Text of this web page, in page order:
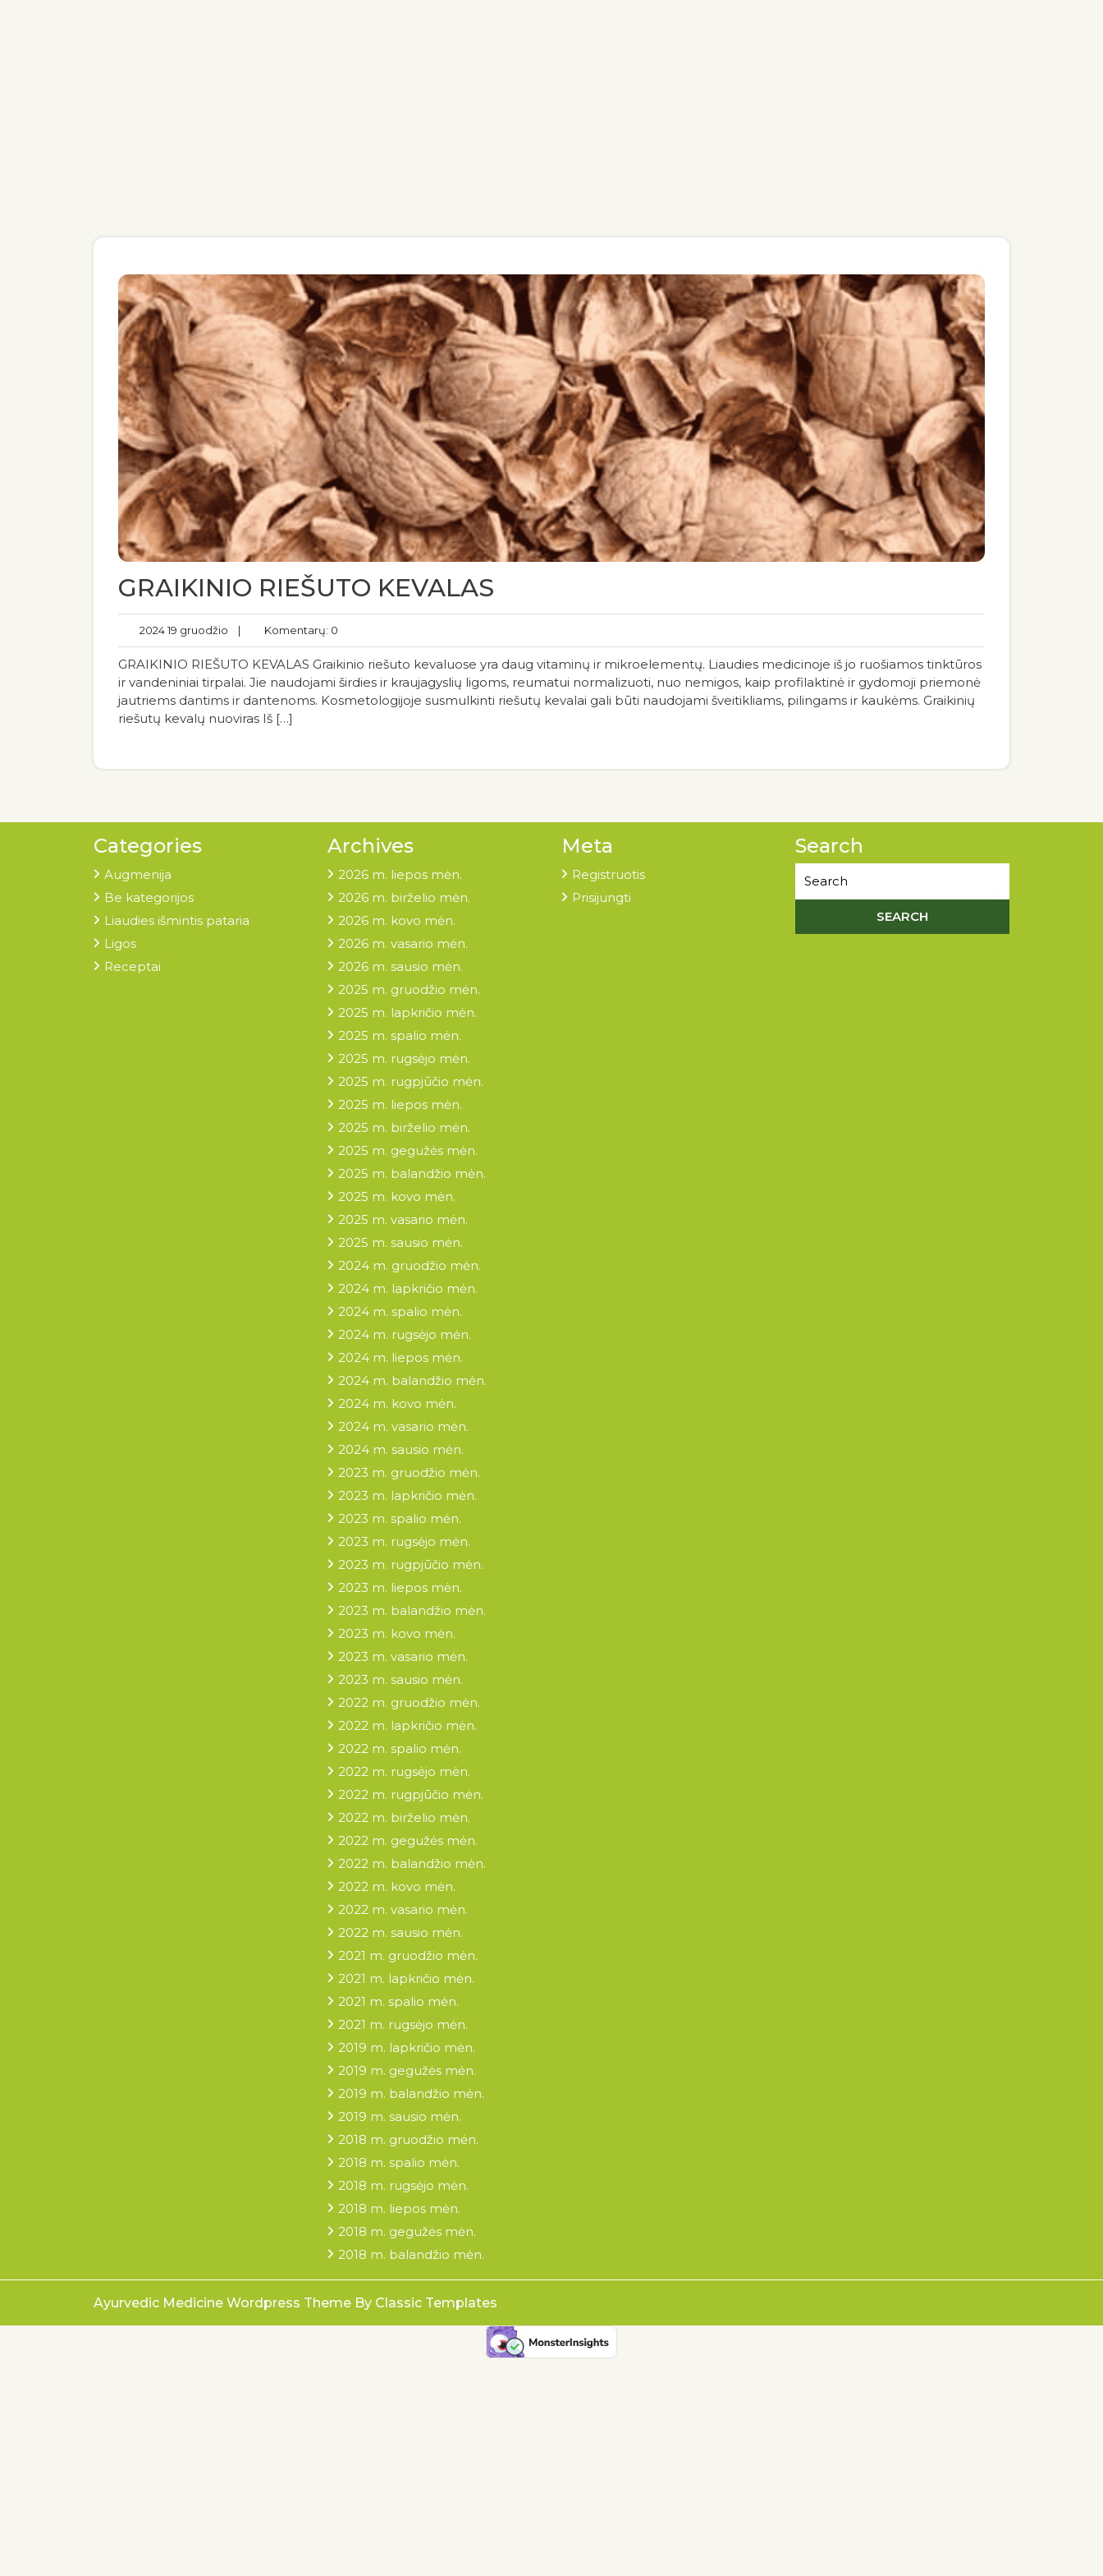
GRAIKINIO RIEŠUTO KEVALAS
2024 19 gruodžio | Komentarų: 0
GRAIKINIO RIEŠUTO KEVALAS Graikinio riešuto kevaluose yra daug vitaminų ir mikroelementų. Liaudies medicinoje iš jo ruošiamos tinktūros
ir vandeniniai tirpalai. Jie naudojami širdies ir kraujagyslių ligoms, reumatui normalizuoti, nuo nemigos, kaip profilaktinė ir gydomoji priemonė
jautriems dantims ir dantenoms. Kosmetologijoje susmulkinti riešutų kevalai gali būti naudojami šveitikliams, pilingams ir kaukėms. Graikinių
riešutų kevalų nuoviras Iš […]
Categories
Augmenija
Be kategorijos
Liaudies išmintis pataria
Ligos
Receptai
Archives
2026 m. liepos mėn.
2026 m. birželio mėn.
2026 m. kovo mėn.
2026 m. vasario mėn.
2026 m. sausio mėn.
2025 m. gruodžio mėn.
2025 m. lapkričio mėn.
2025 m. spalio mėn.
2025 m. rugsėjo mėn.
2025 m. rugpjūčio mėn.
2025 m. liepos mėn.
2025 m. birželio mėn.
2025 m. gegužės mėn.
2025 m. balandžio mėn.
2025 m. kovo mėn.
2025 m. vasario mėn.
2025 m. sausio mėn.
2024 m. gruodžio mėn.
2024 m. lapkričio mėn.
2024 m. spalio mėn.
2024 m. rugsėjo mėn.
2024 m. liepos mėn.
2024 m. balandžio mėn.
2024 m. kovo mėn.
2024 m. vasario mėn.
2024 m. sausio mėn.
2023 m. gruodžio mėn.
2023 m. lapkričio mėn.
2023 m. spalio mėn.
2023 m. rugsėjo mėn.
2023 m. rugpjūčio mėn.
2023 m. liepos mėn.
2023 m. balandžio mėn.
2023 m. kovo mėn.
2023 m. vasario mėn.
2023 m. sausio mėn.
2022 m. gruodžio mėn.
2022 m. lapkričio mėn.
2022 m. spalio mėn.
2022 m. rugsėjo mėn.
2022 m. rugpjūčio mėn.
2022 m. birželio mėn.
2022 m. gegužės mėn.
2022 m. balandžio mėn.
2022 m. kovo mėn.
2022 m. vasario mėn.
2022 m. sausio mėn.
2021 m. gruodžio mėn.
2021 m. lapkričio mėn.
2021 m. spalio mėn.
2021 m. rugsėjo mėn.
2019 m. lapkričio mėn.
2019 m. gegužės mėn.
2019 m. balandžio mėn.
2019 m. sausio mėn.
2018 m. gruodžio mėn.
2018 m. spalio mėn.
2018 m. rugsėjo mėn.
2018 m. liepos mėn.
2018 m. gegužės mėn.
2018 m. balandžio mėn.
Meta
Registruotis
Prisijungti
Search
Ayurvedic Medicine Wordpress Theme By Classic Templates